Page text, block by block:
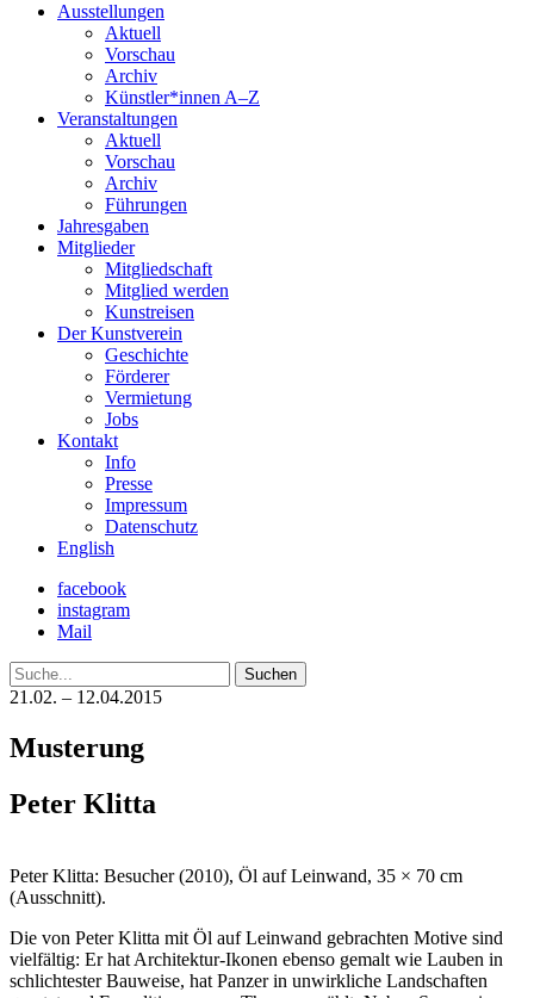
Ausstellungen
Aktuell
Vorschau
Archiv
Künstler*innen A–Z
Veranstaltungen
Aktuell
Vorschau
Archiv
Führungen
Jahresgaben
Mitglieder
Mitgliedschaft
Mitglied werden
Kunstreisen
Der Kunstverein
Geschichte
Förderer
Vermietung
Jobs
Kontakt
Info
Presse
Impressum
Datenschutz
English
facebook
instagram
Mail
Suche
21.02. – 12.04.2015
Musterung
Peter Klitta
Peter Klitta: Besucher (2010), Öl auf Leinwand, 35 × 70 cm
(Ausschnitt).
Die von Peter Klitta mit Öl auf Leinwand gebrachten Motive sind
vielfältig: Er hat Architektur-Ikonen ebenso gemalt wie Lauben in
schlichtester Bauweise, hat Panzer in unwirkliche Landschaften